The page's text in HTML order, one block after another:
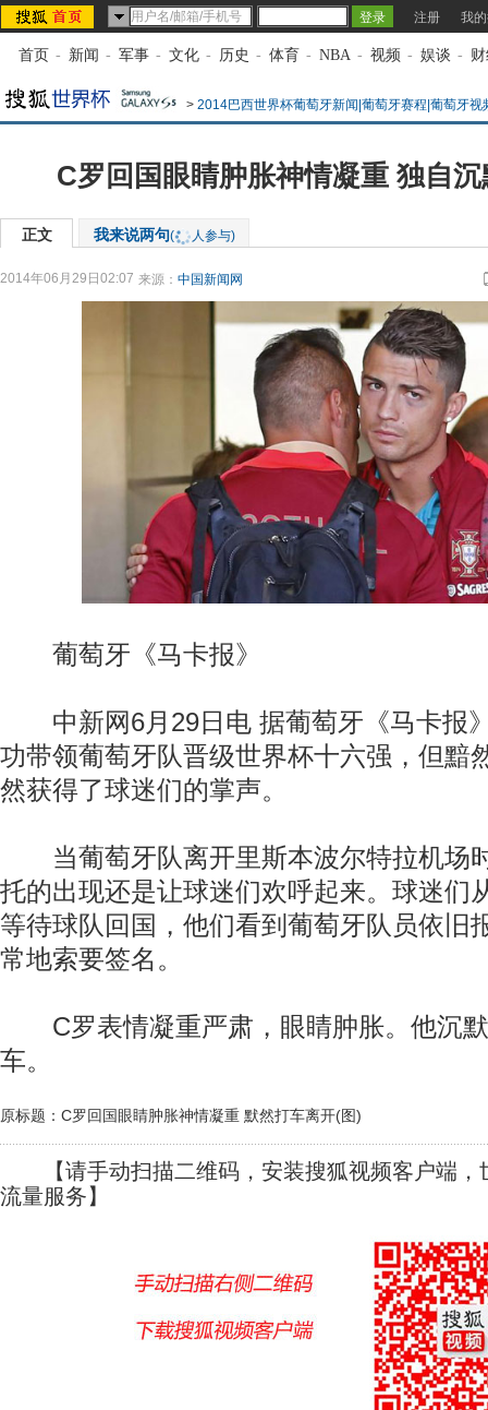
注册 我
首页 - 新闻 - 军事 - 文化 - 历史 - 体育 - NBA - 视频 - 娱谈 -
> 2014巴西世界杯葡萄牙新闻|葡萄牙赛程|葡萄牙视
C罗回国眼睛肿胀神情凝重 独自
正文 我来说两句( 人参与)
2014年06月29日02:07 来源： 中国新闻网
葡萄牙《马卡报》
中新网6月29日电 据葡萄牙《马卡报
功带领葡萄牙队晋级世界杯十六强，但黯
然获得了球迷们的掌声。
当葡萄牙队离开里斯本波尔特拉机场
托的出现还是让球迷们欢呼起来。球迷们
等待球队回国，他们看到葡萄牙队员依旧
常地索要签名。
C罗表情凝重严肃，眼睛肿胀。他沉默
车。
原标题：C罗回国眼睛肿胀神情凝重 默然打车离开(图)
【请手动扫描二维码，安装搜狐视频客户端，
流量服务】